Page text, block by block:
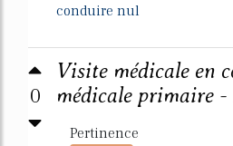
conduire nul
0
Visite médicale en
médicale primaire -
Pertinence